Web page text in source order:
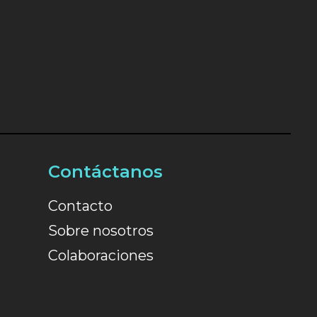
Contáctanos
Contacto
Sobre nosotros
Colaboraciones